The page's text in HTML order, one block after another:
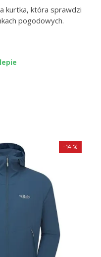
kurtka, która sprawdzi
pogodowych.
-14 %